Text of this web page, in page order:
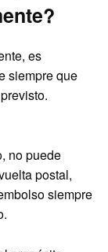
es
siempre que
no puede
postal,
siempre